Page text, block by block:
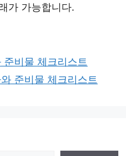
가 가능합니다.
비물 체크리스트
준비물 체크리스트